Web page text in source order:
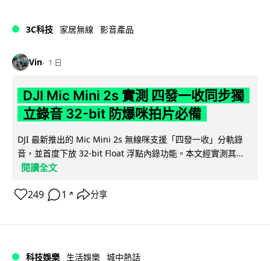
3C科技 家居無線 影音產品
Vin 1 日
DJI Mic Mini 2s 實測 四發一收同步獨
立錄音 32-bit 防爆咪拍片必備
DJI 最新推出的 Mic Mini 2s 無線咪支援「四發一收」分軌錄
音，並首度下放 32-bit Float 浮點內錄功能。本文經實測其...
閱讀全文
249 1 ↗ 分享
科技娛樂 生活娛樂 城中熱話